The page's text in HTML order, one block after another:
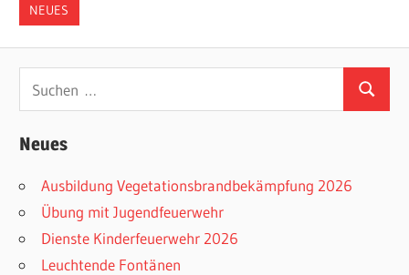
NEUES
nach:
Suchen
Neues
Ausbildung Vegetationsbrandbekämpfung 2026
Übung mit Jugendfeuerwehr
Dienste Kinderfeuerwehr 2026
Leuchtende Fontänen